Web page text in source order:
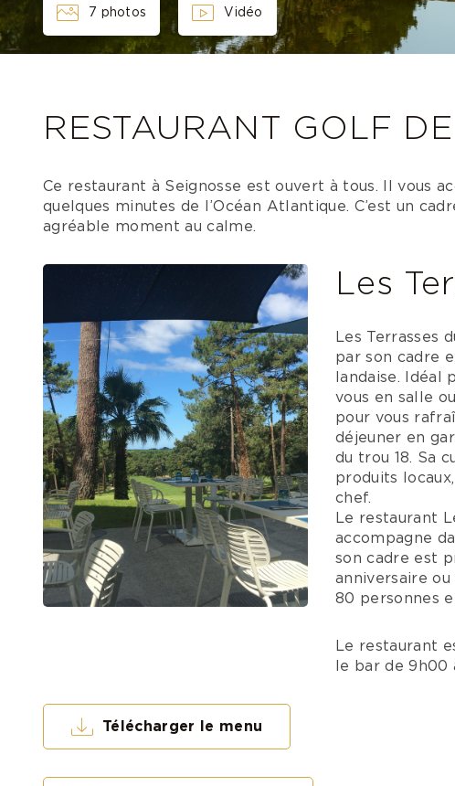
7 photos Vidéo
RESTAURANT GOLF
Ce restaurant à Seignosse est ouvert à tous. Il vous
quelques minutes de l’Océan Atlantique. C’est un
agréable moment au calme.
Les
Les Terrasses
par son cadre
landaise. Idéal
vous en salle
pour vous
déjeuner en
du trou 18. Sa
produits
chef.
Le restaurant
accompagne
son cadre est
anniversaire
80 personnes
Le restaurant
le bar de 9h00
Télécharger le menu